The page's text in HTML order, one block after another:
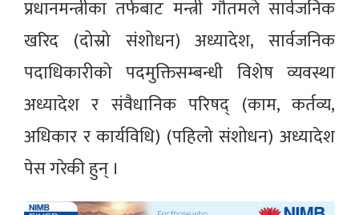
प्रधानमन्त्रीका तर्फबाट मन्त्री गौतमले सार्वजनिक
खरिद (दोस्रो संशोधन) अध्यादेश, सार्वजनिक
पदाधिकारीको पदमुक्तिसम्बन्धी विशेष व्यवस्था
अध्यादेश र संवैधानिक परिषद् (काम, कर्तव्य,
अधिकार र कार्यविधि) (पहिलो संशोधन) अध्यादेश
पेस गरेकी हुन् ।